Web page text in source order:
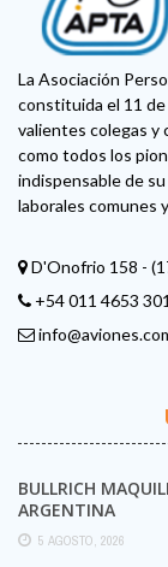
La Asociación
constituida el 11
valientes colegas y
como todos los
indispensable de
laborales comunes
D'Onofrio 158 -
+54 011 4653
BULLRICH
ARGENTINA
5 AGOSTO, 2026